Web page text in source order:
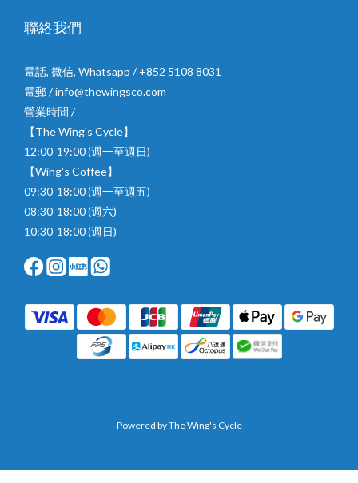
聯絡我們
電話, 微信, Whatsapp / +852 5108 8031
電郵 / info@thewingsco.com
營業時間 /
【The Wing's Cycle】
12:00-19:00 (週一至週日)
【Wing's Coffee】
09:30-18:00 (週一至週五)
08:30-18:00 (週六)
10:30-18:00 (週日)
Powered by The Wing's Cycle